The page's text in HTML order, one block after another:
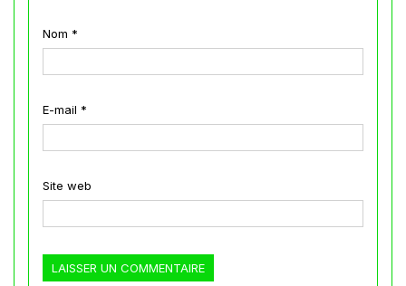
Nom *
E-mail *
Site web